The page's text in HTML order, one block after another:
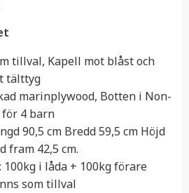
tillval, Kapell mot blåst och
tälttyg
marinplywood, Botten i Non-
4 barn
90,5 cm Bredd 59,5 cm Höjd
fram 42,5 cm.
100kg i låda + 100kg förare
som tillval